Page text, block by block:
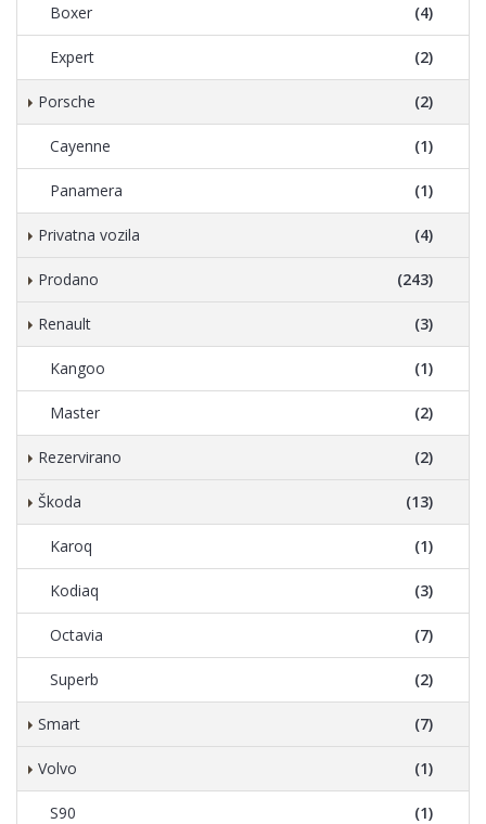
Boxer (4)
Expert (2)
Porsche (2)
Cayenne (1)
Panamera (1)
Privatna vozila (4)
Prodano (243)
Renault (3)
Kangoo (1)
Master (2)
Rezervirano (2)
Škoda (13)
Karoq (1)
Kodiaq (3)
Octavia (7)
Superb (2)
Smart (7)
Volvo (1)
S90 (1)